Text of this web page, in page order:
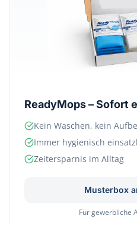
ReadyMops – Sofort
Kein Waschen, kein
Immer hygienisch
Zeitersparnis im Alltag
Musterbox
Für gewerbliche